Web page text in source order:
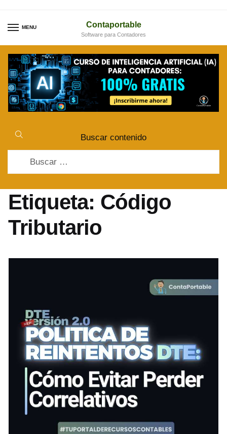
to
to
MENU Contaportable
Software para Contadores
Buscar contenido
Etiqueta: Código
Tributario